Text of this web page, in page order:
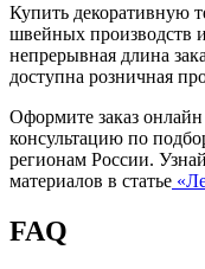
Купить декоративную
швейных производств
непрерывная длина
доступна розничная
Оформите заказ
консультацию по
регионам России.
материалов в статье
FAQ